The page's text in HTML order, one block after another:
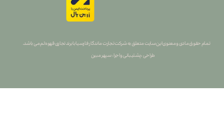
تمام حقوق مادی و معنوی این سایت متعلق به شرکت تجارت ماندگار فارسیا با برند تجاری قهوه لم می باشد.
طراحی ، پشتیبانی و اجرا : سپهر مبین